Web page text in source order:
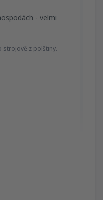
- velmi
strojově z polštiny.